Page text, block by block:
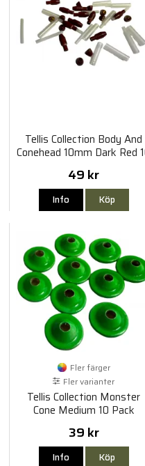
Tellis Collection Body And
Conehead 10mm Dark Red
Pack
49 kr
Info Köp
Fler färger
Fler varianter
Tellis Collection Monster
Cone Medium 10 Pack
39 kr
Info Köp